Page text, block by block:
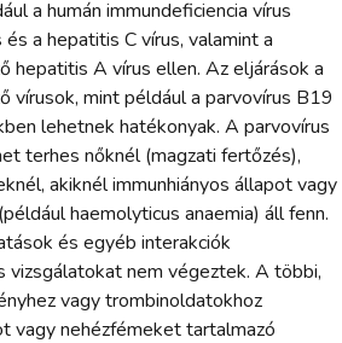
a humán immundeficiencia vírus
a hepatitis C vírus, valamint a
hepatitis A vírus ellen. Az eljárások a
vírusok, mint például a parvovírus B19
lehetnek hatékonyak. A parvovírus
terhes nőknél (magzati fertőzés),
akiknél immunhiányos állapot vagy
haemolyticus anaemia) áll fenn.
és egyéb interakciók
vizsgálatokat nem végeztek. A többi,
vagy trombinoldatokhoz
vagy nehézfémeket tartalmazó